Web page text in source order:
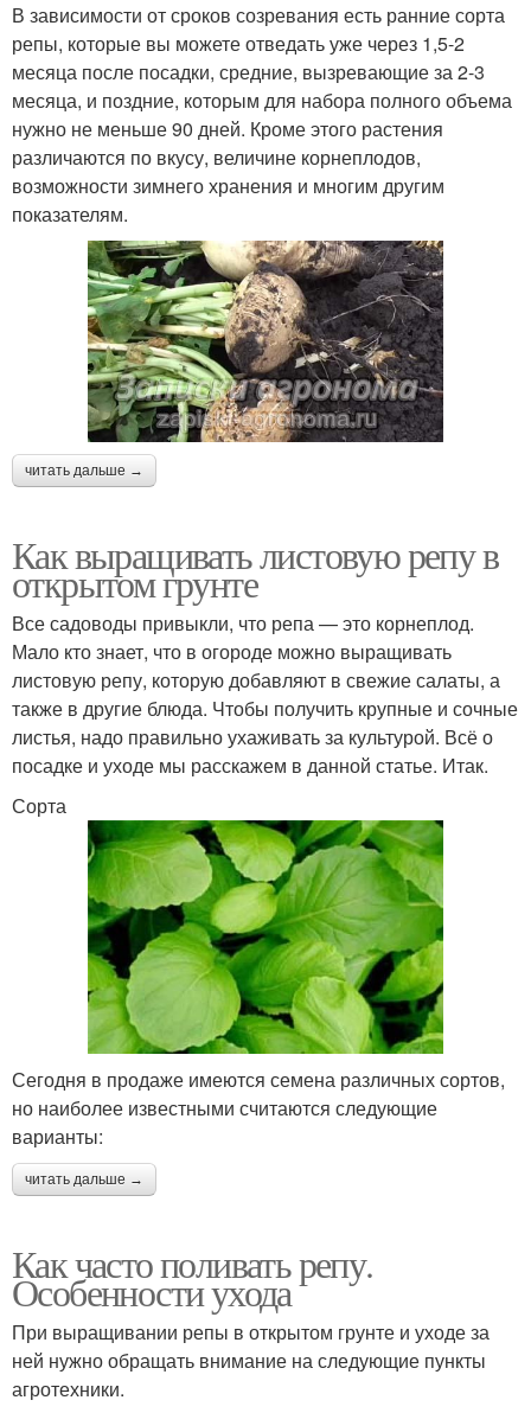
В зависимости от сроков созревания есть ранние сорта
репы, которые вы можете отведать уже через 1,5-2
месяца после посадки, средние, вызревающие за 2-3
месяца, и поздние, которым для набора полного объема
нужно не меньше 90 дней. Кроме этого растения
различаются по вкусу, величине корнеплодов,
возможности зимнего хранения и многим другим
показателям.
читать дальше →
Как выращивать листовую репу в
открытом грунте
Все садоводы привыкли, что репа — это корнеплод.
Мало кто знает, что в огороде можно выращивать
листовую репу, которую добавляют в свежие салаты, а
также в другие блюда. Чтобы получить крупные и сочные
листья, надо правильно ухаживать за культурой. Всё о
посадке и уходе мы расскажем в данной статье. Итак.
Сорта
Сегодня в продаже имеются семена различных сортов,
но наиболее известными считаются следующие
варианты:
читать дальше →
Как часто поливать репу.
Особенности ухода
При выращивании репы в открытом грунте и уходе за
ней нужно обращать внимание на следующие пункты
агротехники.